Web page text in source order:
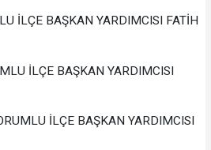
İLÇE BAŞKAN YARDIMCISI FATİH
İLÇE BAŞKAN YARDIMCISI
İLÇE BAŞKAN YARDIMCISI